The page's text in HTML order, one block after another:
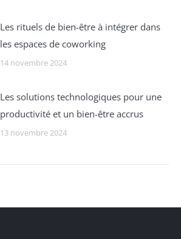
Les rituels de bien-être à intégrer dans
les espaces de coworking
14 novembre 2024
Les solutions technologiques pour une
productivité et un bien-être accrus
13 novembre 2024